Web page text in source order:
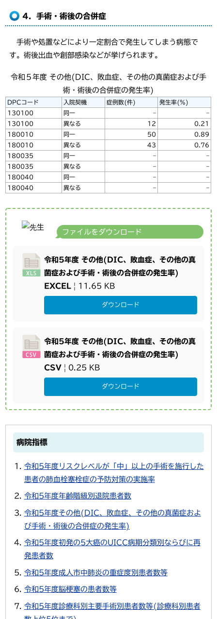
4．手術・術後の合併症
手術や処置などにより一定割合で発生してしまう病態で
す。術後出血や創部感染などが挙げられます。
令和５年度 その他(DIC、敗血症、その他の真菌症および手
術・術後の合併症の発生率)
DPCコード 入院契機 症例数(件)
発生率(%)
130100
同一 –
–
130100
異なる 12
0.21
180010
同一 50
0.89
180010
異なる 43
0.76
180035
同一 –
–
180035
異なる –
–
180040
同一 –
–
180040
異なる – –
ファイルをダウンロード
令和5年度 その他(DIC、敗血症、その他の真
菌症および手術・術後の合併症の発生率)
EXCEL| 11.65 KB
ダウンロード
令和5年度 その他(DIC、敗血症、その他の真
菌症および手術・術後の合併症の発生率)
CSV| 0.25 KB
ダウンロード
病院指標
令和5年度リスクレベルが「中」以上の手術を施行した
患者の肺血栓塞栓症の予防対策の実施率
令和5年度年齢階級別退院患者数
令和5年度その他(DIC、敗血症、その他の真菌症およ
び手術・術後の合併症の発生率)
令和5年度初発の5大癌のUICC病期分類別ならびに再
発患者数
令和5年度成人市中肺炎の重症度別患者数等
令和5年度脳梗塞の患者数等
令和5年度診療科別主要手術別患者数等(診療科別患者